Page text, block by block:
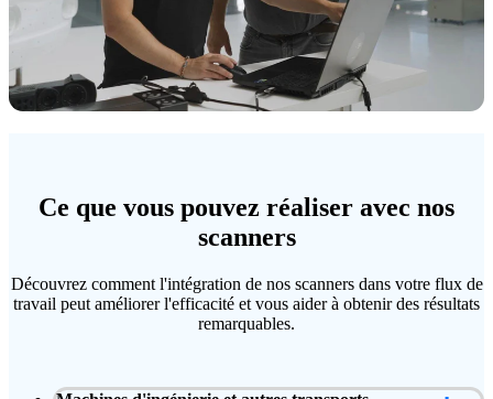
Ce que vous pouvez réaliser avec nos
scanners
Découvrez comment l'intégration de nos scanners dans votre flux de
travail peut améliorer l'efficacité et vous aider à obtenir des résultats
remarquables.